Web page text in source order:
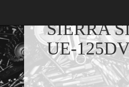
SIERRA
UE-